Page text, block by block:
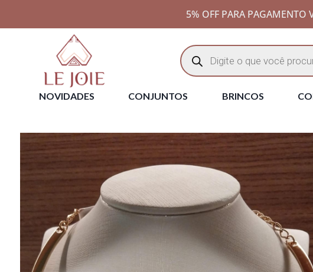
5% OFF PARA PAGAMENTO
NOVIDADES CONJUNTOS BRINCOS